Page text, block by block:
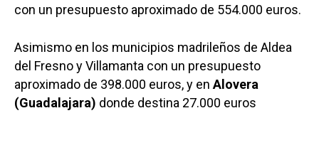
con un presupuesto aproximado de 554.000 euros.
Asimismo en los municipios madrileños de Aldea
del Fresno y Villamanta con un presupuesto
aproximado de 398.000 euros, y enAlovera
(Guadalajara) donde destina 27.000 euros